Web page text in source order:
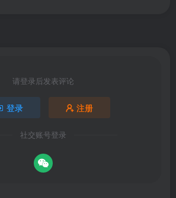
请登录后发表评论
登录 注册
社交账号登录